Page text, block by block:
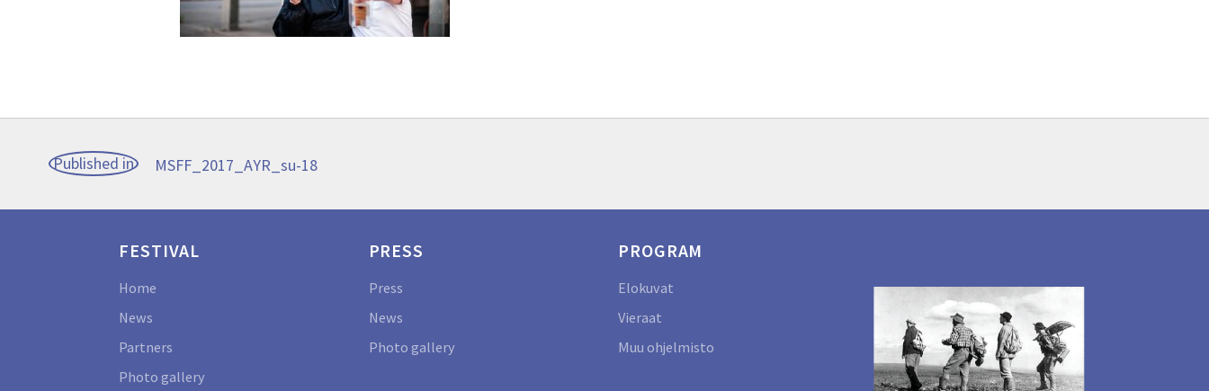
Post
navigation
Published in MSFF_2017_AYR_su-18
FESTIVAL
Home
News
Partners
Photo gallery
PRESS
Press
News
Photo gallery
PROGRAM
Elokuvat
Vieraat
Muu ohjelmisto